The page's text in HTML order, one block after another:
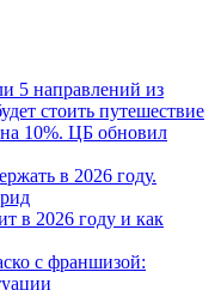
5 направлений из
стоить путешествие
10%. ЦБ обновил
в 2026 году.
в 2026 году и как
с франшизой: